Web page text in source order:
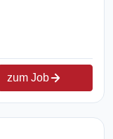
zum Job